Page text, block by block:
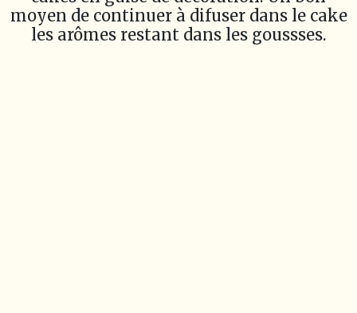
moyen de continuer à difuser dans le cake
les arômes restant dans les goussses.